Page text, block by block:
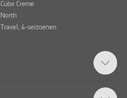
Cube Creme
North
Travel, 4-seizoenen